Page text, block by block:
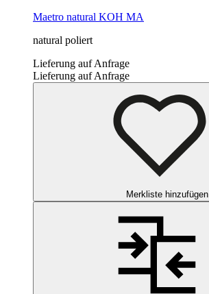
Maetro natural KOH MA
natural poliert
Lieferung auf Anfrage
Lieferung auf Anfrage
Merkliste hinzufügen